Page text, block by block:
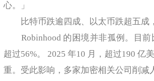
心。」
比特币跌逾四成、以太币跌超五成
Robinhood 的困境并非孤例。目前
超过56%。 2025 年10 月，超过190 亿
重。受此影响，多家加密相关公司削